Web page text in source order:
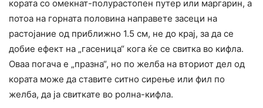
кората со омекнат-полурастопен путер или маргарин, а
потоа на горната половина направете засеци на
растојание од приближно 1.5 см, не до крај, за да се
добие ефект на „гасеница“ кога ќе се свитка во кифла.
Оваа погача е „празна“, но по желба на вториот дел од
кората може да ставите ситно сирење или фил по
желба, да ја свиткате во ролна-кифла.